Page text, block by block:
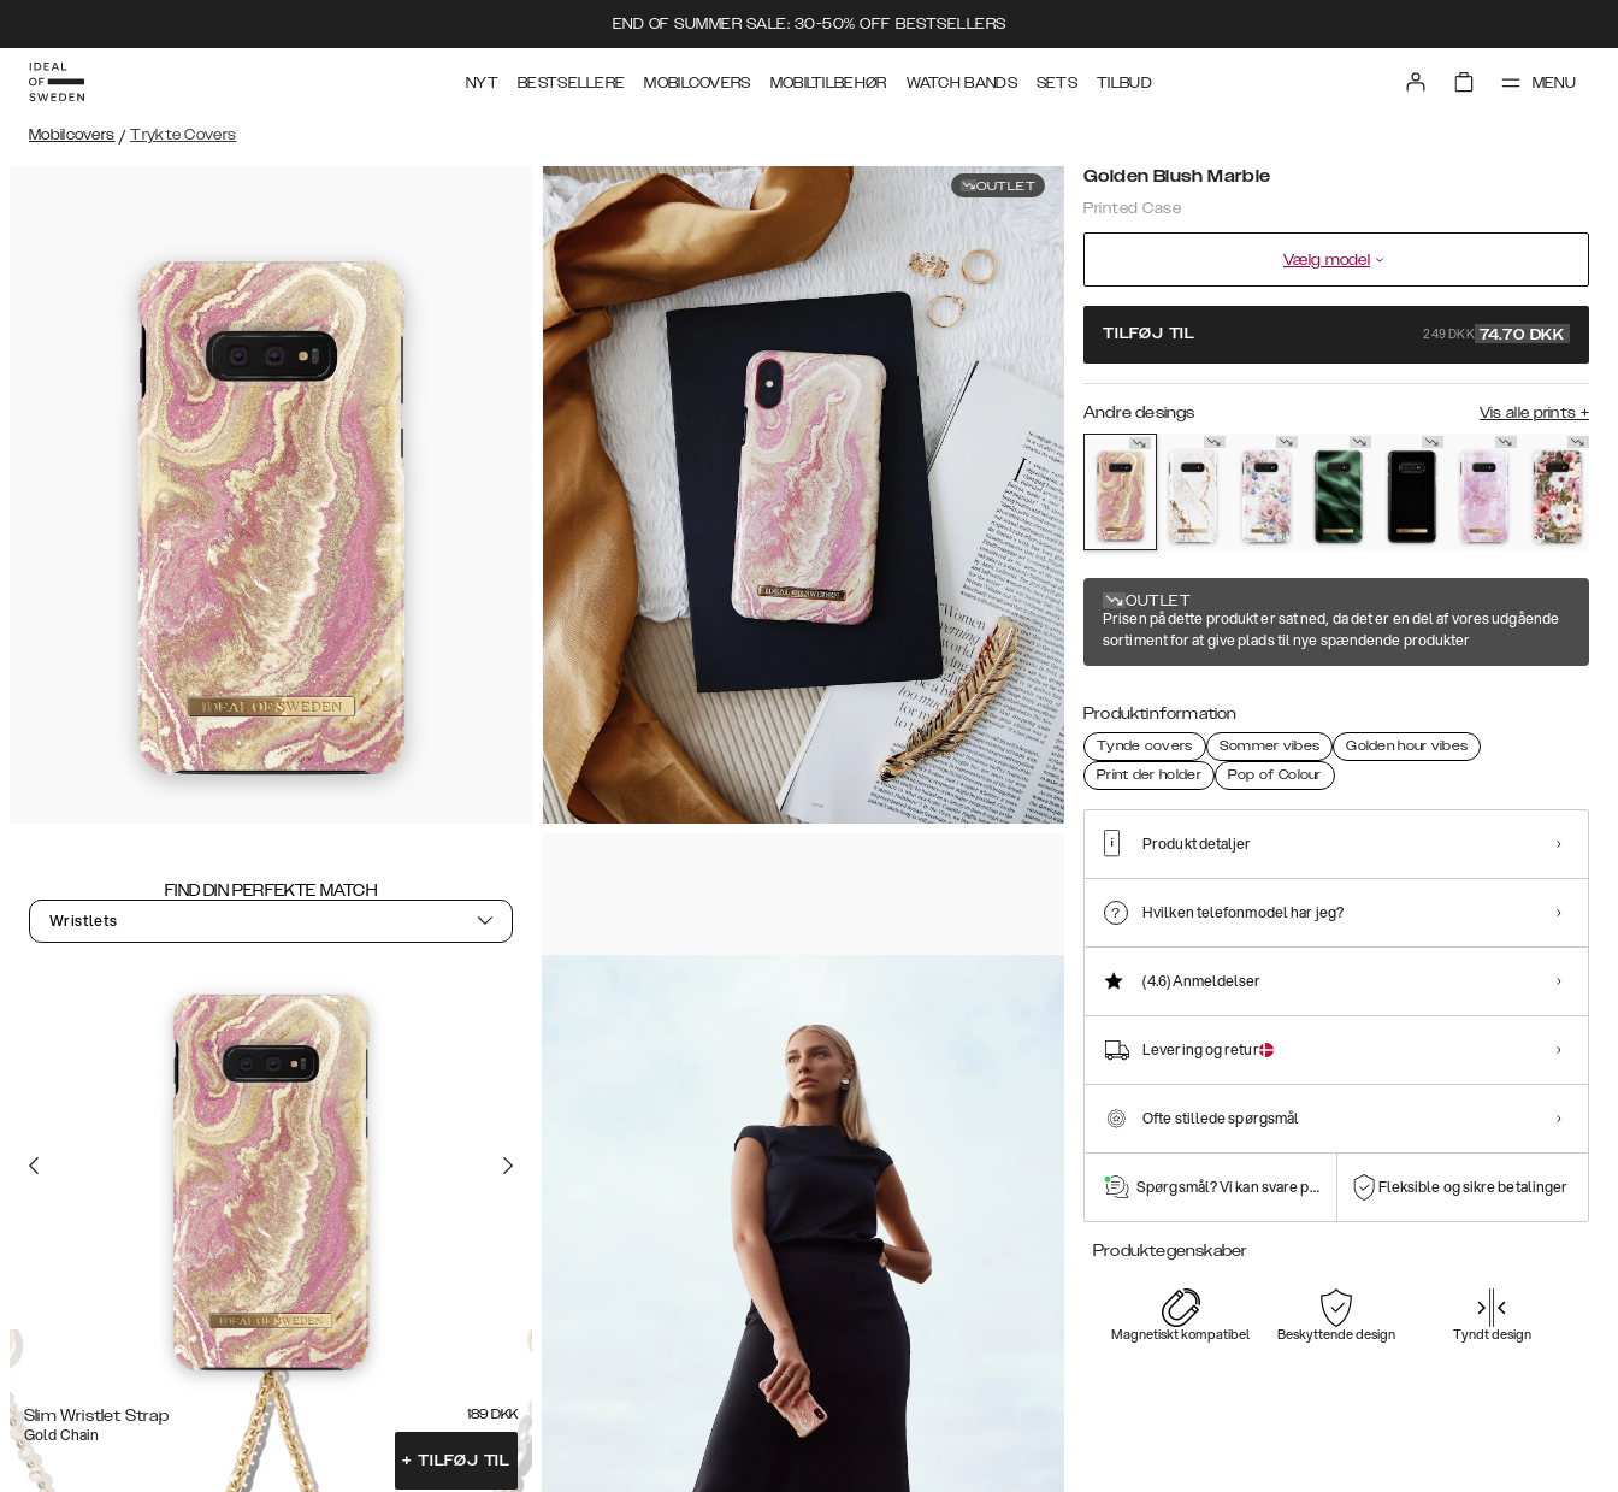
END OF SUMMER SALE: 30-50% OFF BESTSELLERS
NYT BESTSELLERE MOBILCOVERS MOBILTILBEHØR WATCH BANDS SETS TILBUD MENU
Mobilcovers / Trykte Covers
OUTLET
FIND DIN PERFEKTE MATCH
Wristlets
Slim Wristlet Strap
Gold Chain
189 DKK
+ TILFØJ TIL
Golden Blush Marble
Printed Case
Vælg model
TILFØJ TIL 249 DKK 74.70 DKK
Andre desings Vis alle prints +
OUTLET
Prisen på dette produkt er sat ned, da det er en del af vores udgående
sortiment for at give plads til nye spændende produkter
Produktinformation
Tynde covers Sommer vibes
Golden hour vibes
Print der holder
Pop of Colour
Produkt detaljer
Hvilken telefonmodel har jeg?
(4.6)Anmeldelser
Levering og retur
Ofte stillede spørgsmål
Spørgsmål? Vi kan svare på dem! Fleksible og sikre betalinger
Produktegenskaber
Magnetiskt kompatibel Beskyttende design Tyndt design